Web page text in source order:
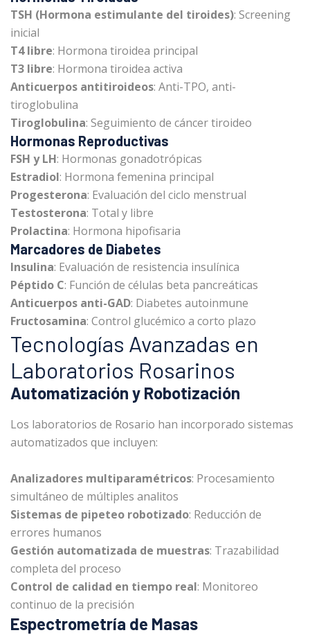
TSH (Hormona estimulante del tiroides): Screening
inicial
T4 libre: Hormona tiroidea principal
T3 libre: Hormona tiroidea activa
Anticuerpos antitiroideos: Anti-TPO, anti-
tiroglobulina
Tiroglobulina: Seguimiento de cáncer tiroideo
Hormonas Reproductivas
FSH y LH: Hormonas gonadotrópicas
Estradiol: Hormona femenina principal
Progesterona: Evaluación del ciclo menstrual
Testosterona: Total y libre
Prolactina: Hormona hipofisaria
Marcadores de Diabetes
Insulina: Evaluación de resistencia insulínica
Péptido C: Función de células beta pancreáticas
Anticuerpos anti-GAD: Diabetes autoinmune
Fructosamina: Control glucémico a corto plazo
Tecnologías Avanzadas en
Laboratorios Rosarinos
Automatización y Robotización
Los laboratorios de Rosario han incorporado sistemas
automatizados que incluyen:
Analizadores multiparamétricos: Procesamiento
simultáneo de múltiples analitos
Sistemas de pipeteo robotizado: Reducción de
errores humanos
Gestión automatizada de muestras: Trazabilidad
completa del proceso
Control de calidad en tiempo real: Monitoreo
continuo de la precisión
Espectrometría de Masas